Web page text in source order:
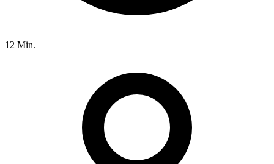
12 Min.